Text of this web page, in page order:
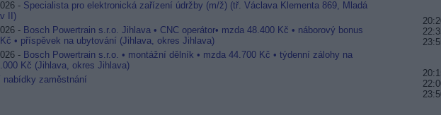
- Specialista pro elektronická zařízení údržby (m/ž) (tř. Václava Klementa 869, Mladá
II)
- Bosch Powertrain s.r.o. Jihlava • CNC operátor• mzda 48.400 Kč • náborový bonus
• příspěvek na ubytování (Jihlava, okres Jihlava)
- Bosch Powertrain s.r.o. • montážní dělník • mzda 44.700 Kč • týdenní zálohy na
Kč (Jihlava, okres Jihlava)
nabídky zaměstnání